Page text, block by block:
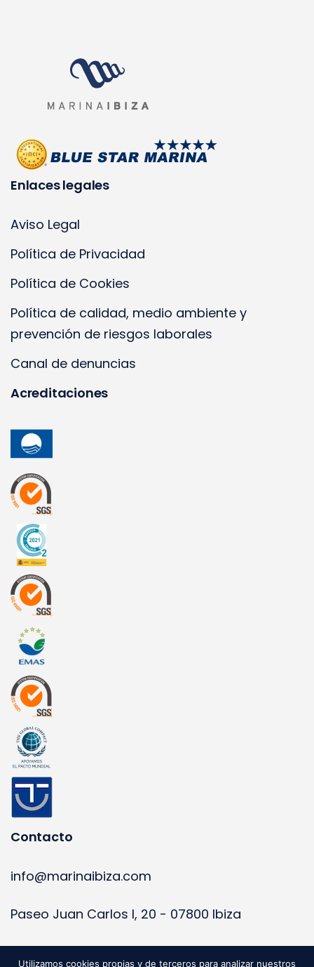
Enlaces legales
Aviso Legal
Política de Privacidad
Política de Cookies
Política de calidad, medio ambiente y
prevención de riesgos laborales
Canal de denuncias
Acreditaciones
Contacto
info@marinaibiza.com
Paseo Juan Carlos I, 20 - 07800 Ibiza
+34 971 318 040
Utilizamos cookies propias y de terceros para analizar nuestros